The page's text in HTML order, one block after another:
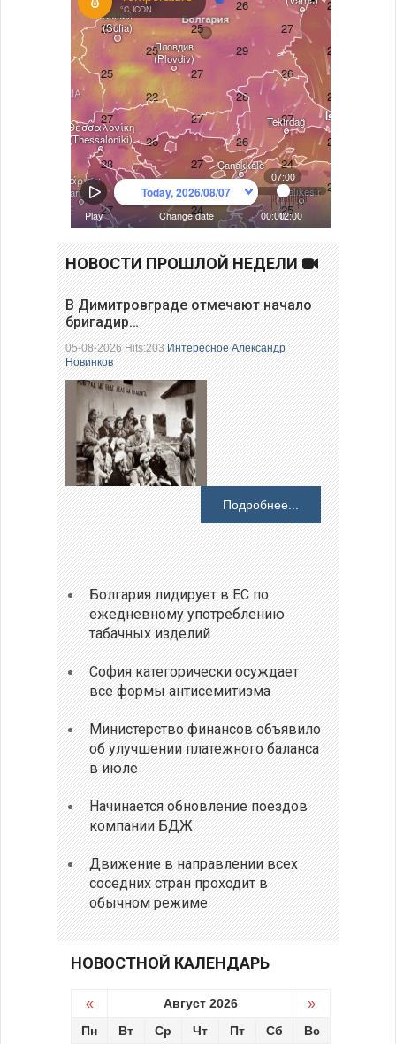
НОВОСТИ ПРОШЛОЙ НЕДЕЛИ
В Димитровграде отмечают начало
бригадир…
05-08-2026 Hits:203Интересное Александр
Новинков
Подробнее...
Болгария лидирует в ЕС по
ежедневному употреблению
табачных изделий
София категорически осуждает
все формы антисемитизма
Министерство финансов объявило
об улучшении платежного баланса
в июле
Начинается обновление поездов
компании БДЖ
Движение в направлении всех
соседних стран проходит в
обычном режиме
НОВОСТНОЙ КАЛЕНДАРЬ
« Август 2026 »
Пн Вт Ср Чт Пт Сб Вс